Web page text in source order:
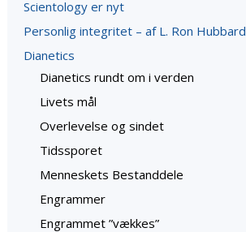
Scientology er nyt
Personlig integritet – af L. Ron Hubbard
Dianetics
Dianetics rundt om i verden
Livets mål
Overlevelse og sindet
Tidssporet
Menneskets Bestanddele
Engrammer
Engrammet ”vækkes”